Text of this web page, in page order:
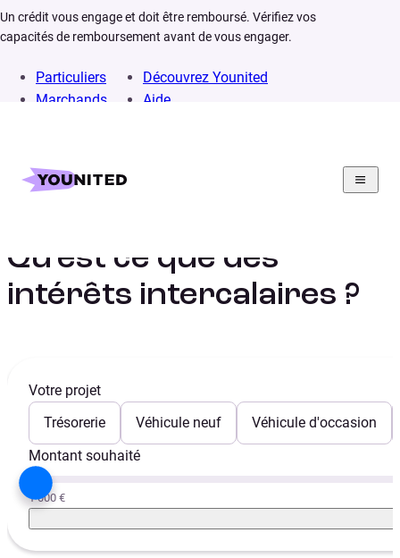
Un crédit vous engage et doit être remboursé. Vérifiez vos
capacités de remboursement avant de vous engager.
Particuliers
Marchands
Découvrez Younited
Aide
Home
Qu’est ce que des
intérêts intercalaires ?
Votre projet
Trésorerie
Véhicule neuf
Véhicule d'occasion
Montant souhaité
1 000 €